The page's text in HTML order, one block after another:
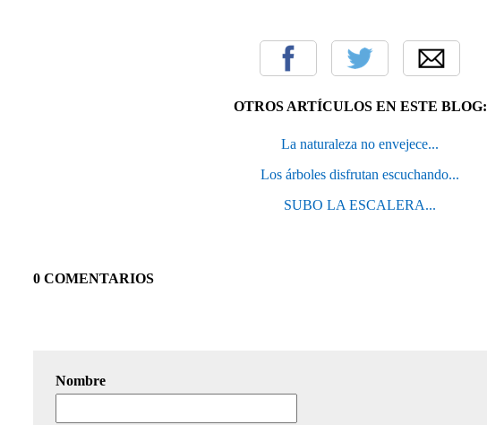
OTROS ARTÍCULOS EN ESTE BLOG:
La naturaleza no envejece...
Los árboles disfrutan escuchando...
SUBO LA ESCALERA...
0 COMENTARIOS
Nombre